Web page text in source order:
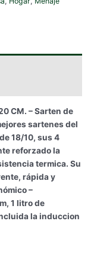
CM. – Sarten de
sartenes del
18/10, sus 4
reforzado la
termica. Su
rápida y
–
1 litro de
la induccion